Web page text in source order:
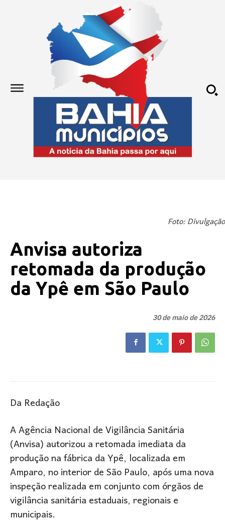
Foto: Divulgação
Anvisa autoriza
retomada da produção
da Ypê em São Paulo
30 de maio de 2026
Da Redação
A Agência Nacional de Vigilância Sanitária
(Anvisa) autorizou a retomada imediata da
produção na fábrica da Ypê, localizada em
Amparo, no interior de São Paulo, após uma nova
inspeção realizada em conjunto com órgãos de
vigilância sanitária estaduais, regionais e
municipais.